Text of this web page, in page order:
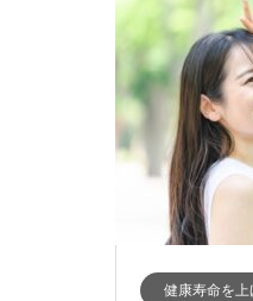
健康寿命を